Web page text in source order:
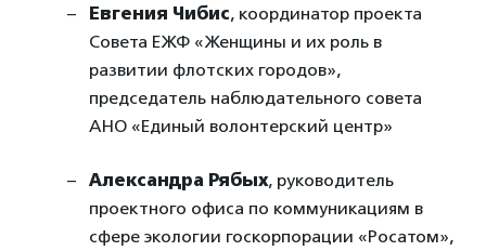
Евгения Чибис, координатор проекта
Совета ЕЖФ «Женщины и их роль в
развитии флотских городов»,
председатель наблюдательного совета
АНО «Единый волонтерский центр»
Александра Рябых, руководитель
проектного офиса по коммуникациям в
сфере экологии госкорпорации «Росатом»,